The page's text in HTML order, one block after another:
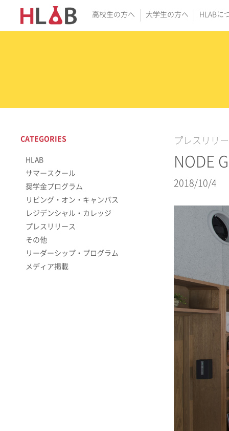
高校生の方へ 大学生の方へ HLABに
プレスリリ
NODE
2018/10/4
CATEGORIES
HLAB
サマースクール
奨学金プログラム
リビング・オン・キャンパス
レジデンシャル・カレッジ
プレスリリース
その他
リーダーシップ・プログラム
メディア掲載